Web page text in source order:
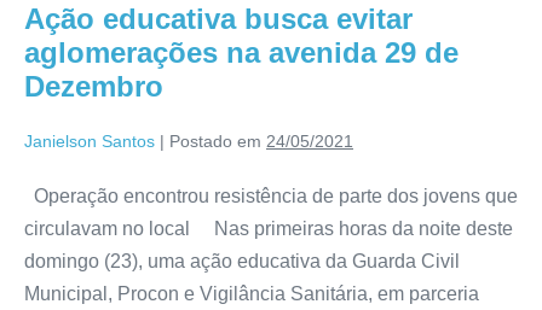
Ação educativa busca evitar
aglomerações na avenida 29 de
Dezembro
Janielson Santos | Postado em 24/05/2021
Operação encontrou resistência de parte dos jovens que
circulavam no local Nas primeiras horas da noite deste
domingo (23), uma ação educativa da Guarda Civil
Municipal, Procon e Vigilância Sanitária, em parceria